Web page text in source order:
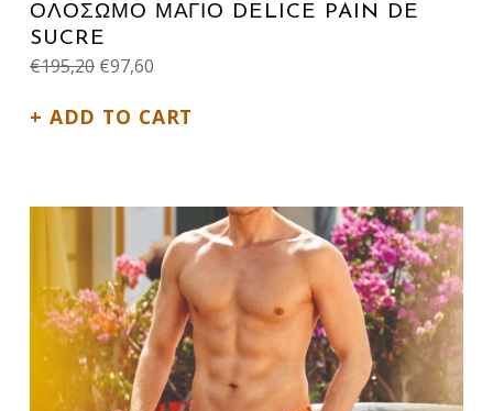
ΟΛΟΣΩΜΟ ΜΑΓΙΟ DELICE PAIN DE
SUCRE
€195,20 Original price was: €195,20.
€97,60
ADD TO CART